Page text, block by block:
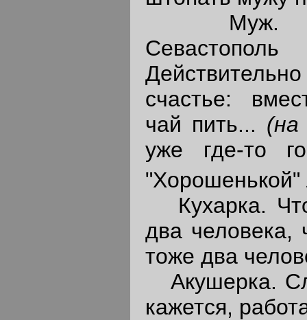
Муж.
счастье:
чай пить...
уже где-то
Кухарка.
два человека,
тоже два
Акушерка.
кажется,